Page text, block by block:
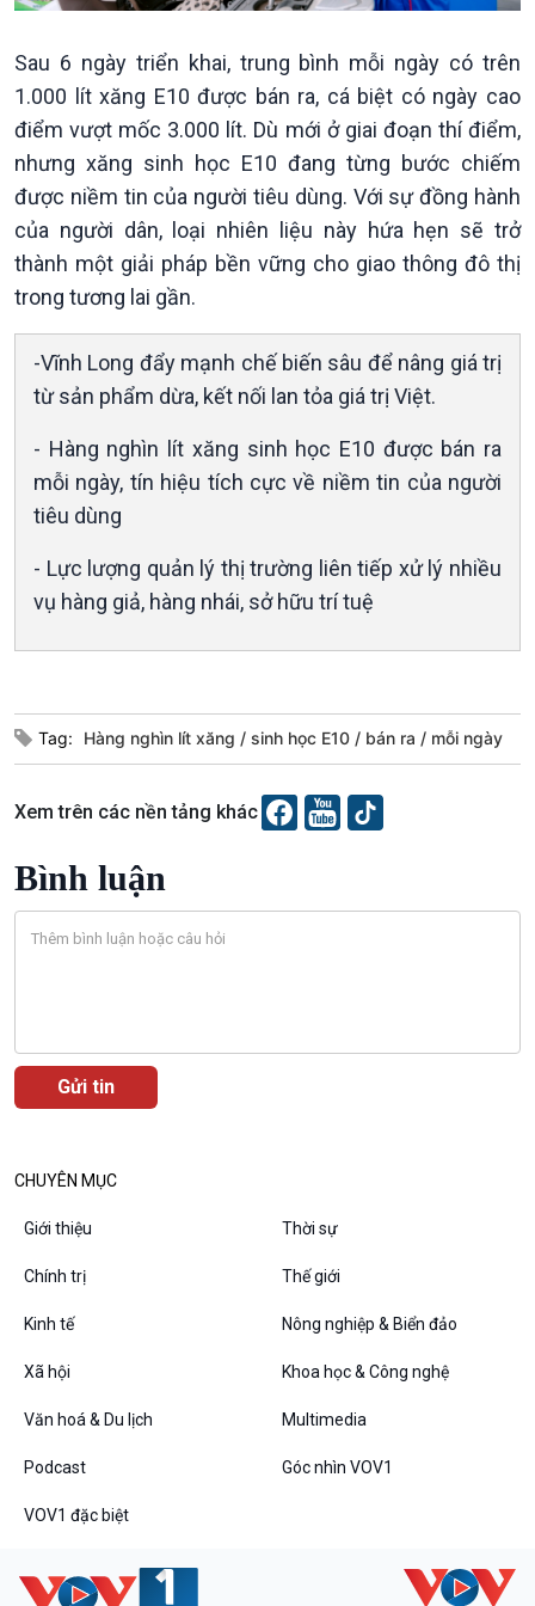
Kinh tế
Tin Kinh tế
Trước giờ mở cửa
Dòng chảy Kinh tế
Sức sống hàng Việt
Khởi nghiệp
Tuyên chiến với gian lận
thương mại
Nông nghiệp & Biển đảo
Tin Nông nghiệp & Biển
đảo
Mùa vàng
Biển đảo Việt Nam
Tâm tình biên giới và hải
đảo
Nam
Xã hội
Tin Đời sống & Xã hội
360 độ Sức khỏe
Chuyển đổi Xanh
Bước chân đến trường
Tin Khoa học & Công nghệ
Kết nối công nghệ
Sống chung với biến đổi
Văn hoá & Du lịch
Tin Văn hoá & Du lịch
Multimedia
10 phút Sự kiện - Luận bàn
Dòng chảy sự kiện
Đối thoại
Chuyện đêm
Sau 6 ngày triển khai, trung bình mỗi ngày có trên
1.000 lít xăng E10 được bán ra, cá biệt có ngày cao
điểm vượt mốc 3.000 lít. Dù mới ở giai đoạn thí điểm,
nhưng xăng sinh học E10 đang từng bước chiếm
được niềm tin của người tiêu dùng. Với sự đồng hành
của người dân, loại nhiên liệu này hứa hẹn sẽ trở
thành một giải pháp bền vững cho giao thông đô thị
trong tương lai gần.
-Vĩnh Long đẩy mạnh chế biến sâu để nâng giá trị
từ sản phẩm dừa, kết nối lan tỏa giá trị Việt.
- Hàng nghìn lít xăng sinh học E10 được bán ra
mỗi ngày, tín hiệu tích cực về niềm tin của người
tiêu dùng
- Lực lượng quản lý thị trường liên tiếp xử lý nhiều
vụ hàng giả, hàng nhái, sở hữu trí tuệ
Tag: Hàng nghìn lít xăng sinh học E10 bán ra mỗi ngày
Xem trên các nền tảng khác
Bình luận
CHUYÊN MỤC
Giới thiệu Thời sự
Chính trị Thế giới
Kinh tế Nông nghiệp & Biển đảo
Xã hội Khoa học & Công nghệ
Văn hoá & Du lịch Multimedia
Podcast Góc nhìn VOV1
VOV1 đặc biệt